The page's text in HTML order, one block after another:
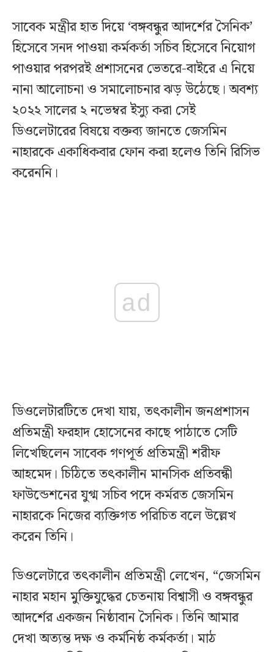
সাবেক মন্ত্রীর হাত দিয়ে ‘বঙ্গবন্ধুর আদর্শের সৈনিক’
হিসেবে সনদ পাওয়া কর্মকর্তা সচিব হিসেবে নিয়োগ
পাওয়ার পরপরই প্রশাসনের ভেতরে-বাইরে এ নিয়ে
নানা আলোচনা ও সমালোচনার ঝড় উঠেছে। অবশ্য
২০২২ সালের ২ নভেম্বর ইস্যু করা সেই
ডিওলেটারের বিষয়ে বক্তব্য জানতে জেসমিন
নাহারকে একাধিকবার ফোন করা হলেও তিনি রিসিভ
করেননি।
ad
ডিওলেটারটিতে দেখা যায়, তৎকালীন জনপ্রশাসন
প্রতিমন্ত্রী ফরহাদ হোসেনের কাছে পাঠাতে সেটি
লিখেছিলেন সাবেক গণপূর্ত প্রতিমন্ত্রী শরীফ
আহমেদ। চিঠিতে তৎকালীন মানসিক প্রতিবন্ধী
ফাউন্ডেশনের যুগ্ম সচিব পদে কর্মরত জেসমিন
নাহারকে নিজের ব্যক্তিগত পরিচিত বলে উল্লেখ
করেন তিনি।
ডিওলেটারে তৎকালীন প্রতিমন্ত্রী লেখেন, “জেসমিন
নাহার মহান মুক্তিযুদ্ধের চেতনায় বিশ্বাসী ও বঙ্গবন্ধুর
আদর্শের একজন নিষ্ঠাবান সৈনিক। তিনি আমার
দেখা অত্যন্ত দক্ষ ও কর্মনিষ্ঠ কর্মকর্তা। মাঠ